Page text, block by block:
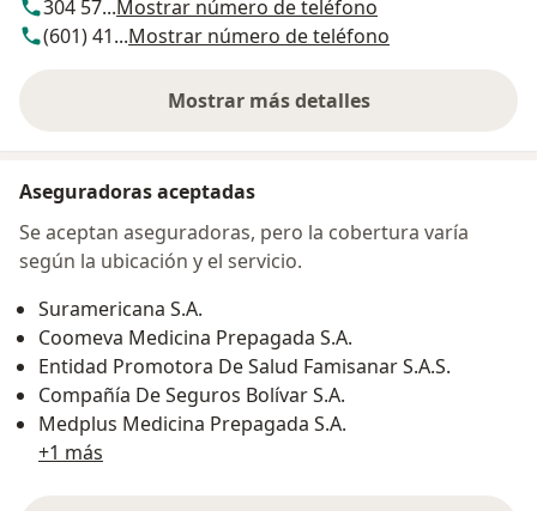
304 57...Mostrar número de teléfono
(601) 41...Mostrar número de teléfono
Mostrar más detalles
sobre la dirección
Aseguradoras aceptadas
Se aceptan aseguradoras, pero la cobertura varía
según la ubicación y el servicio.
Suramericana S.A.
Coomeva Medicina Prepagada S.A.
Entidad Promotora De Salud Famisanar S.A.S.
Compañía De Seguros Bolívar S.A.
Medplus Medicina Prepagada S.A.
+1 más